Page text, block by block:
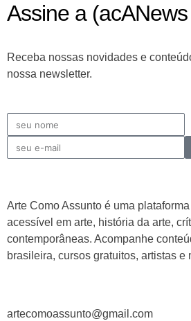
Assine a (acANews
Receba nossas novidades e
nossa newsletter.
Arte Como Assunto é uma
acessível em arte, história da arte,
contemporâneas. Acompanhe
brasileira, cursos gratuitos, artistas e
artecomoassunto@gmail.com